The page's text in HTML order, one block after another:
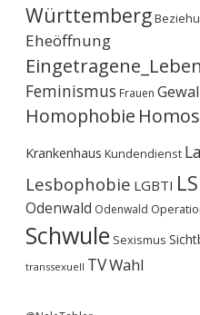
Württemberg
Eheöffnung
Feminismus Frauen
Homophobie
Krankenhaus Kundendienst
Lesbophobie LGBTI
Odenwald Odenwald
Schwule Sexismus
transsexuell TVWahl